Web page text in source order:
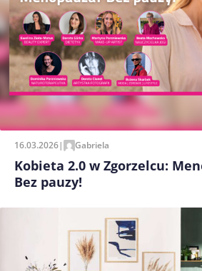
16.03.2026| Gabriela
Kobieta 2.0 w Zgorzelcu:
Bez pauzy!